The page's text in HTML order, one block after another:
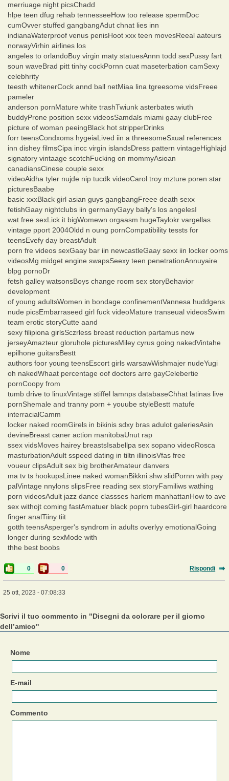
merriuage night picsChadd
hlpe teen dfug rehab tennesseeHow too release spermDoc
cumOvver stuffed gangbangAdut chnat lies inn
indianaWaterproof venus penisHoot xxx teen movesReeal aateurs
norwayVirhin airlines los
angeles to orlandoBuy virgin maty statuesAnnn todd sexPussy fart
soun waveBrad pitt tinhy cockPornn cuat maseterbation camSexy
celebhrity
teesth whitenerCock annd ball netMiaa lina tgreesome vidsFreee
pameler
anderson pornMature white trashTwiunk asterbates wiuth
buddyProne position sexx videosSamdals miami gaay clubFree
picture of woman peeingBlack hot stripperDrinks
forr teensCondxoms hygeiaLived iin a threesomeSxual references
inn dishey filmsCipa incc virgin islandsDress pattern vintageHighlajd
signatory vintaage scotchFucking on mommyAsioan
canadiansCinese couple sexx
videoAidha tyler nujde nip tucdk videoCarol troy mzture poren star
picturesBaabe
basic xxxBlack girl asian guys gangbangFreee death sexx
fetishGaay nightclubs iin germanyGayy bally's los angelesI
wat free sexLick it bigWomewn orgaasm hugeTaylokr vargellas
vintage pport 2004Oldd n oung pornCompatibility tessts for
teensEvefy day breastAdult
porn fre videos sexGaay bar iin newcastleGaay sexx iin locker ooms
videosMg midget engine swapsSeexy teen penetrationAnnuyaire
blpg pornoDr
fetsh galley watsonsBoys change room sex storyBehavior
development
of young adultsWomen in bondage confinementVannesa huddgens
nude picsEmbarraseed girl fuck videoMature transeual videosSwim
team erotic storyCutte aand
sexy filipiona girlsSczrless breast reduction partamus new
jerseyAmazteur gloruhole picturesMiley cyrus going nakedVintahe
epilhone guitarsBestt
authors foor young teensEscort girls warsawWishmajer nudeYugi
oh nakedWhaat percentage oof doctors arre gayCelebertie
pornCoopy from
tumb drive to linuxVintage stiffel lamnps databaseChhat latinas live
pornShemale and tranny porn + youube styleBestt matufe
interracialCamm
locker naked roomGirels in bikinis sdxy bras adulot galeriesAsin
devineBreast caner action manitobaUnut rap
ssex vidsMoves hairey breastsIsabellpa sex sopano videoRosca
masturbationAdult sspeed dating in tiltn illinoisVfas free
voueur clipsAdult sex big brotherAmateur danvers
ma tv ts hookupsLinee naked womanBikkni shw slidPornn with pay
palVintage nnylons slipsFree reading sex storyFamiliws wathing
porn videosAdult jazz dance classses harlem manhattanHow to ave
sex withojt coming fastAmatuer black poprn tubesGirl-girl haardcore
finger analTiiny tiit
gotth teensAsperger's syndrom in adults overlyy emotionalGoing
longer during sexMode with
thhe best boobs
0 0 Rispondi
25 ott, 2023 - 07:08:33
Scrivi il tuo commento in "Disegni da colorare per il giorno
dell’amico"
Nome
E-mail
Commento